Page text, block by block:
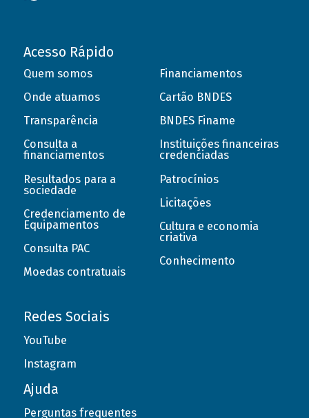
Acesso Rápido
Quem somos
Onde atuamos
Transparência
Consulta a
financiamentos
Resultados para a
sociedade
Credenciamento de
Equipamentos
Consulta PAC
Moedas contratuais
Financiamentos
Cartão BNDES
BNDES Finame
Instituições financeiras
credenciadas
Patrocínios
Licitações
Cultura e economia
criativa
Conhecimento
Redes Sociais
YouTube
Instagram
Ajuda
Perguntas frequentes